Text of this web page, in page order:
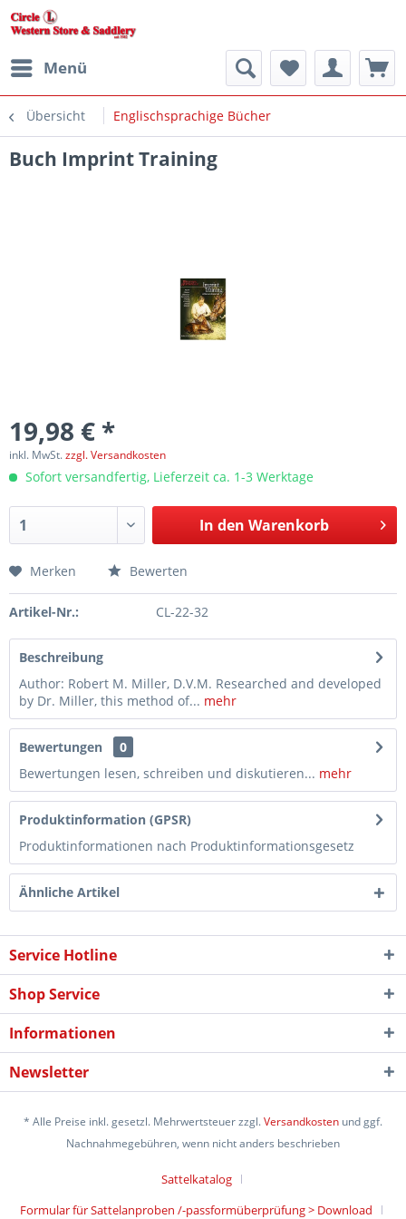
Menü
Übersicht Englischsprachige Bücher
Buch Imprint Training
19,98 € *
inkl. MwSt.zzgl. Versandkosten
Sofort versandfertig, Lieferzeit ca. 1-3 Werktage
In den Warenkorb
Merken Bewerten
Artikel-Nr.: CL-22-32
Beschreibung
Author: Robert M. Miller, D.V.M. Researched and developed
by Dr. Miller, this method of... mehr
Bewertungen
0
Bewertungen lesen, schreiben und diskutieren... mehr
Produktinformation (GPSR)
Produktinformationen nach Produktinformationsgesetz
Ähnliche Artikel
Service Hotline
Shop Service
Informationen
Newsletter
* Alle Preise inkl. gesetzl. Mehrwertsteuer zzgl.Versandkosten und ggf.
Nachnahmegebühren, wenn nicht anders beschrieben
Sattelkatalog
Formular für Sattelanproben /-passformüberprüfung > Download